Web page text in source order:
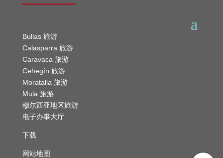
Bullas 旅游
Calasparra 旅游
Caravaca 旅游
Cehegín 旅游
Moratalla 旅游
Mula 旅游
穆尔西亚地区旅游
电子办事大厅
下载
网站地图